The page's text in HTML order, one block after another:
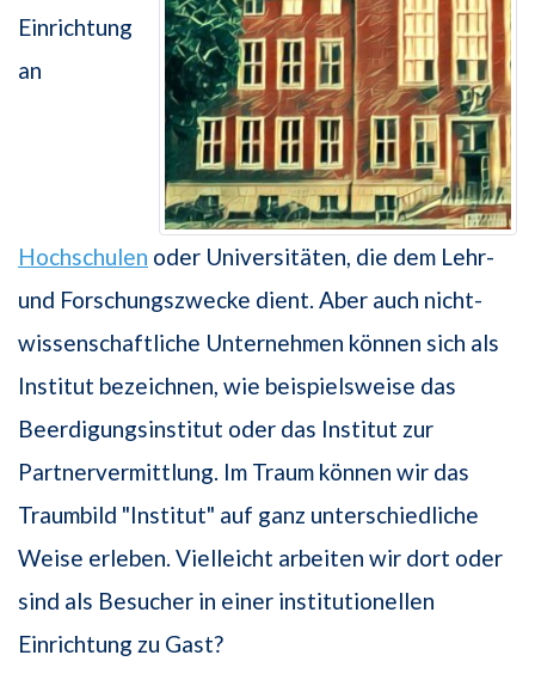
Einrichtung
an
Hochschulen oder Universitäten, die dem Lehr-
und Forschungszwecke dient. Aber auch nicht-
wissenschaftliche Unternehmen können sich als
Institut bezeichnen, wie beispielsweise das
Beerdigungsinstitut oder das Institut zur
Partnervermittlung. Im Traum können wir das
Traumbild "Institut" auf ganz unterschiedliche
Weise erleben. Vielleicht arbeiten wir dort oder
sind als Besucher in einer institutionellen
Einrichtung zu Gast?